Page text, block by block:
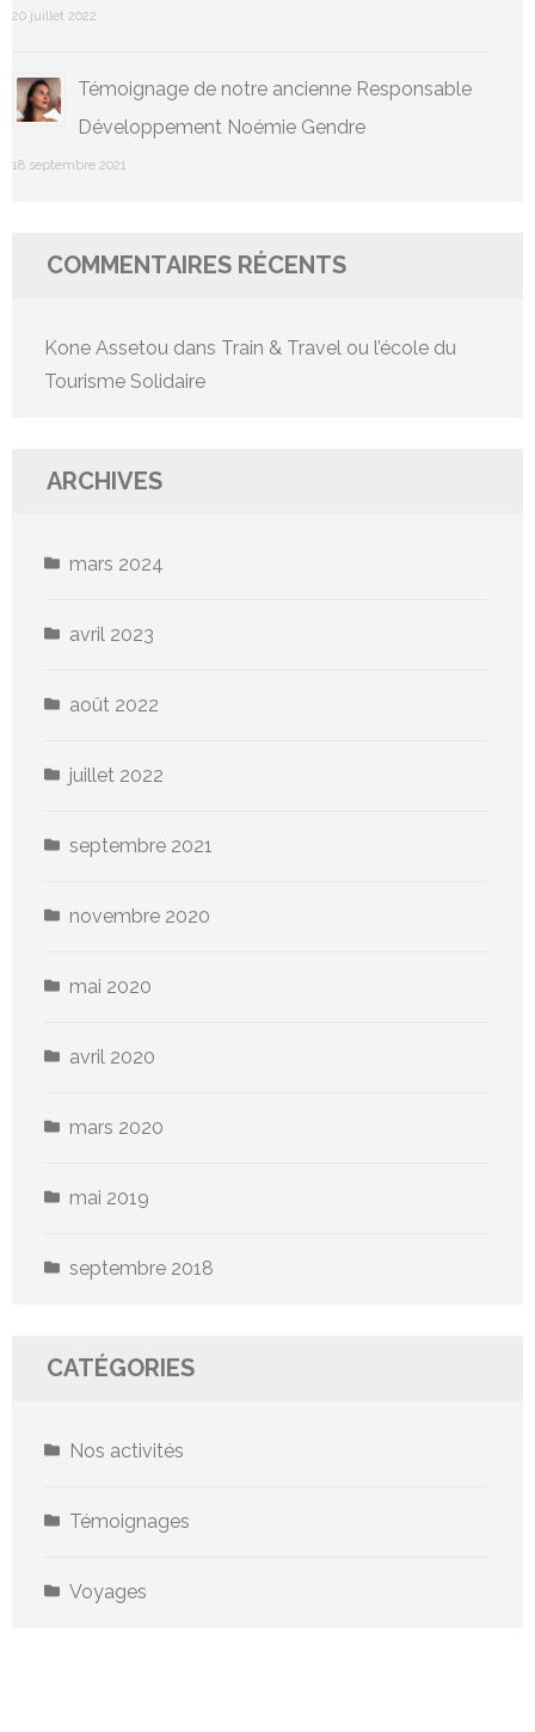
20 juillet 2022
Témoignage de notre ancienne Responsable
Développement Noémie Gendre
18 septembre 2021
COMMENTAIRES RÉCENTS
Kone Assetou dans Train & Travel ou l’école du
Tourisme Solidaire
ARCHIVES
mars 2024
avril 2023
août 2022
juillet 2022
septembre 2021
novembre 2020
mai 2020
avril 2020
mars 2020
mai 2019
septembre 2018
CATÉGORIES
Nos activités
Témoignages
Voyages